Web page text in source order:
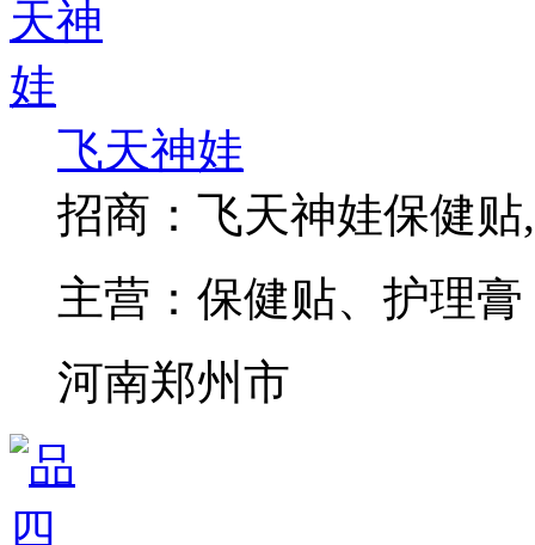
飞天神娃
招商： 飞天神娃保健
主营： 保健贴、护理膏
河南郑州市